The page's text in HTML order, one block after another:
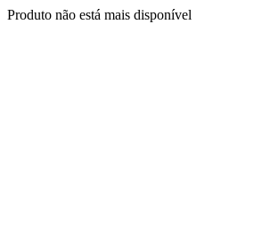
Produto não está mais disponível